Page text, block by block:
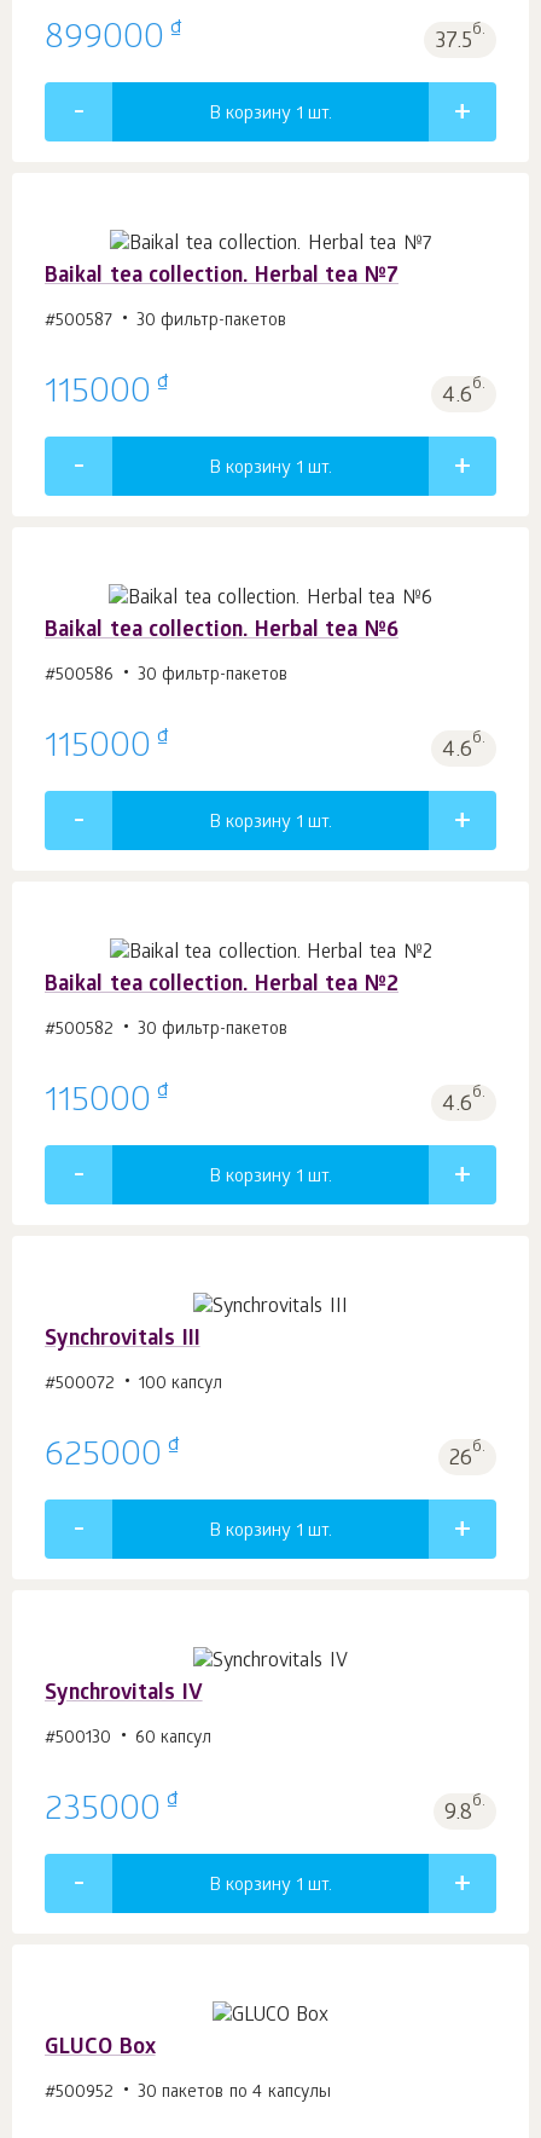
899000 ₫ 37.5б.
В корзину 1 шт.
Baikal tea collection. Herbal tea №7
#500587 30 фильтр-пакетов
115000 ₫ 4.6б.
В корзину 1 шт.
Baikal tea collection. Herbal tea №6
#500586 30 фильтр-пакетов
115000 ₫ 4.6б.
В корзину 1 шт.
Baikal tea collection. Herbal tea №2
#500582 30 фильтр-пакетов
115000 ₫ 4.6б.
В корзину 1 шт.
Synchrovitals III
#500072 100 капсул
625000 ₫ 26б.
В корзину 1 шт.
Synchrovitals IV
#500130 60 капсул
235000 ₫ 9.8б.
В корзину 1 шт.
GLUCO Box
#500952 30 пакетов по 4 капсулы